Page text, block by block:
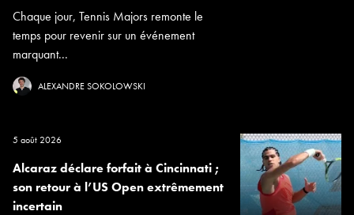
Chaque jour, Tennis Majors remonte le
temps pour revenir sur un événement
marquant...
ALEXANDRE SOKOLOWSKI
5 août 2026
Alcaraz déclare forfait à Cincinnati ;
son retour à l’US Open extrêmement
incertain